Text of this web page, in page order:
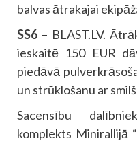
balvas ātrakajai
SS6 – BLAST.LV.
ieskaitē 150 EUR
piedāvā
un strūklošanu ar
Sacensību
komplekts Minirallijā